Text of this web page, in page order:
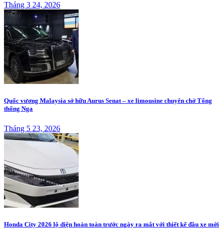
Tháng 3 24, 2026
Quốc vương Malaysia sở hữu Aurus Senat – xe limousine chuyên chở Tổng
thống Nga
Tháng 5 23, 2026
Honda City 2026 lộ diện hoàn toàn trước ngày ra mắt với thiết kế đầu xe mới